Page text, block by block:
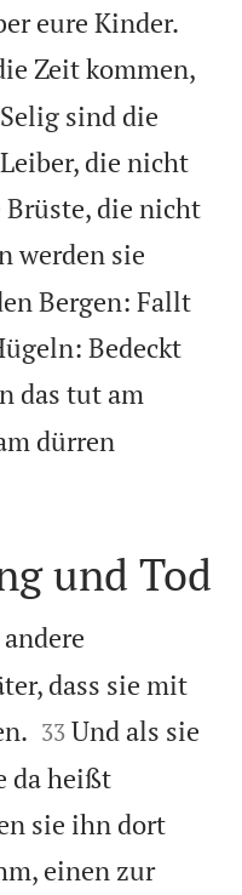
eure Kinder.
Zeit kommen,
sind die
die nicht
Brüste, die nicht
werden sie
Bergen: Fallt
Bedeckt
das tut am
dürren
und Tod
dass sie mit


33 Und als sie
da heißt
sie ihn dort
einen zur